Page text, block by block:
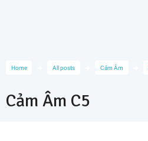
Home All posts Cảm Âm
Cảm Âm C5